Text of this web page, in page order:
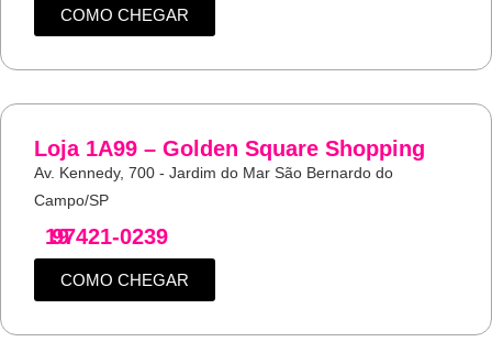
COMO CHEGAR
Loja 1A99 – Golden Square Shopping
Av. Kennedy, 700 - Jardim do Mar São Bernardo do
Campo/SP
19
97421-0239
COMO CHEGAR